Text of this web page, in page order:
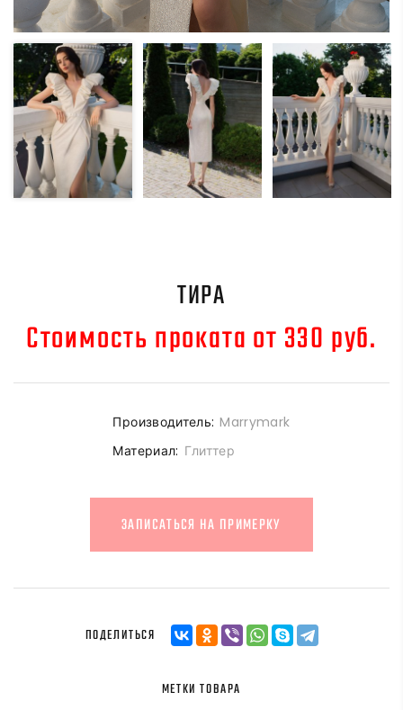
ТИРА
Стоимость проката от 330 руб.
Производитель: Marrymark
Материал: Глиттер
ЗАПИСАТЬСЯ НА ПРИМЕРКУ
ПОДЕЛИТЬСЯ
МЕТКИ ТОВАРА